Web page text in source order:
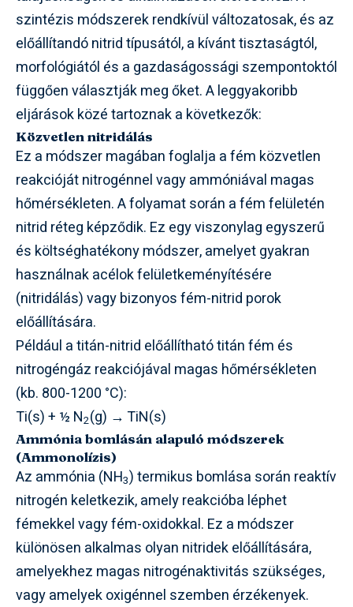
szintézis módszerek rendkívül változatosak, és az
előállítandó nitrid típusától, a kívánt tisztaságtól,
morfológiától és a gazdaságossági szempontoktól
függően választják meg őket. A leggyakoribb
eljárások közé tartoznak a következők:
Közvetlen nitridálás
Ez a módszer magában foglalja a fém közvetlen
reakcióját nitrogénnel vagy ammóniával magas
hőmérsékleten. A folyamat során a fém felületén
nitrid réteg képződik. Ez egy viszonylag egyszerű
és költséghatékony módszer, amelyet gyakran
használnak acélok felületkeményítésére
(nitridálás) vagy bizonyos fém-nitrid porok
előállítására.
Például a titán-nitrid előállítható titán fém és
nitrogéngáz reakciójával magas hőmérsékleten
(kb. 800-1200 °C):
Ti(s) + ½ N2(g) → TiN(s)
Ammónia bomlásán alapuló módszerek
(Ammonolízis)
Az ammónia (NH3) termikus bomlása során reaktív
nitrogén keletkezik, amely reakcióba léphet
fémekkel vagy fém-oxidokkal. Ez a módszer
különösen alkalmas olyan nitridek előállítására,
amelyekhez magas nitrogénaktivitás szükséges,
vagy amelyek oxigénnel szemben érzékenyek.